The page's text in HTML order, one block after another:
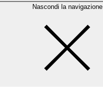
Nascondi la navigazione